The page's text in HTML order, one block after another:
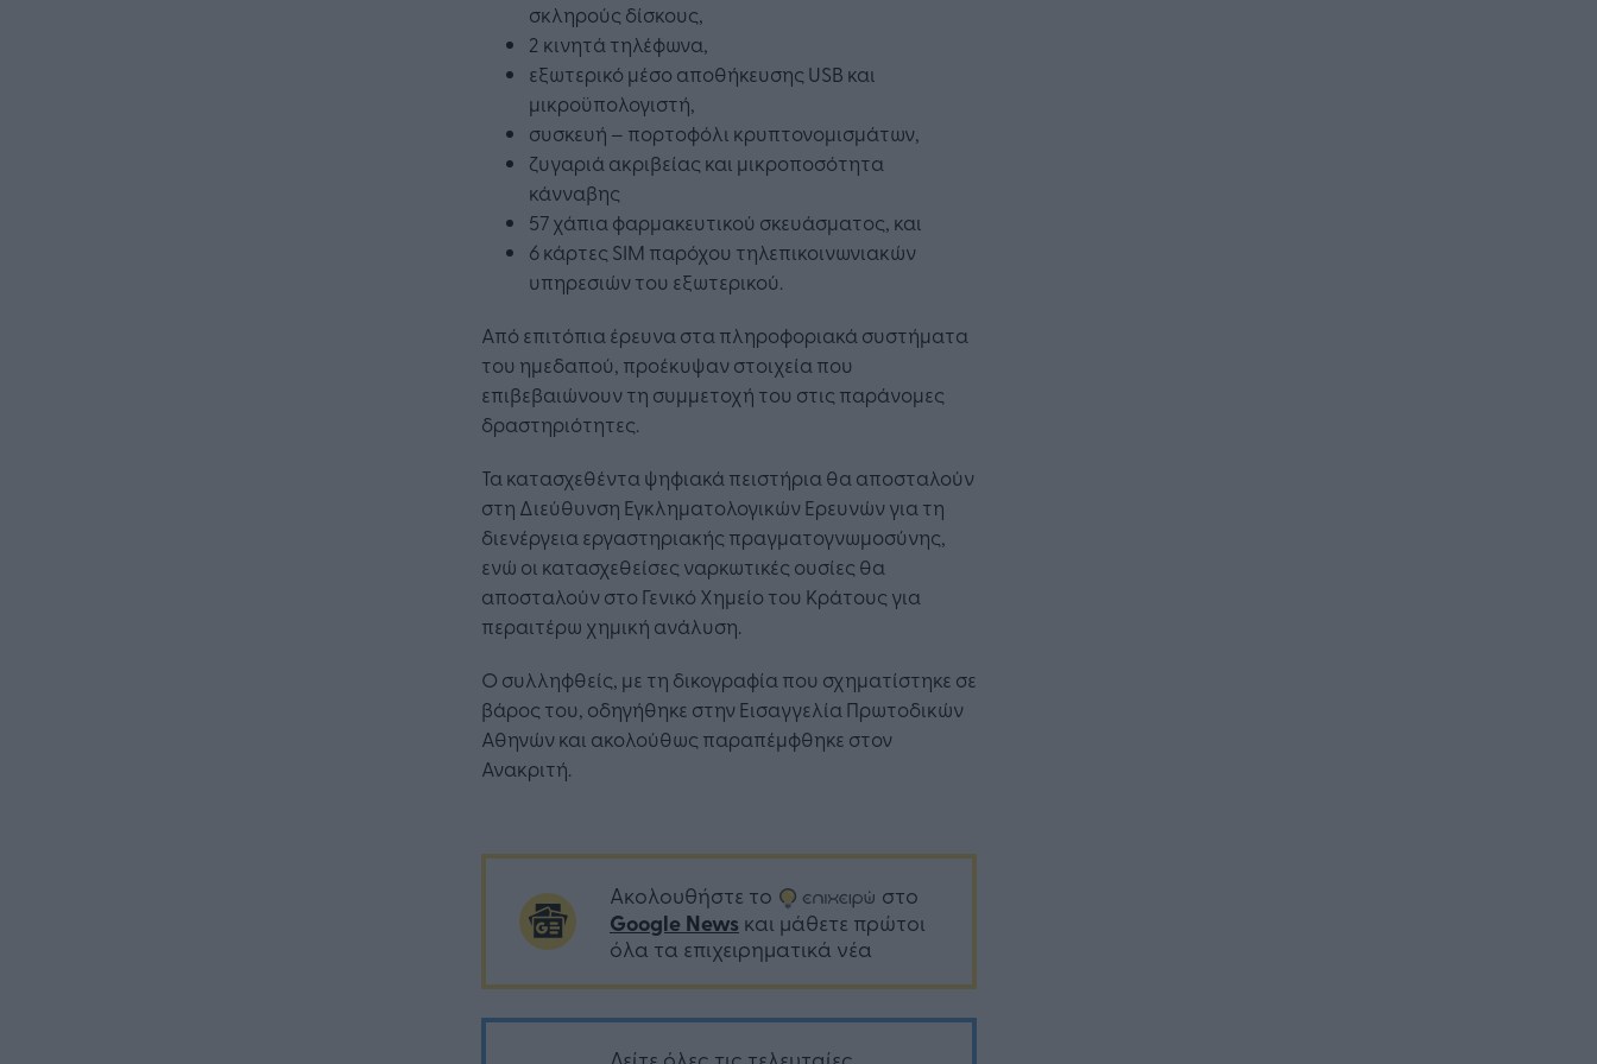
σκληρούς δίσκους,
2 κινητά τηλέφωνα,
εξωτερικό μέσο αποθήκευσης USB και
μικροϋπολογιστή,
συσκευή – πορτοφόλι κρυπτονομισμάτων,
ζυγαριά ακριβείας και μικροποσότητα
κάνναβης
57 χάπια φαρμακευτικού σκευάσματος, και
6 κάρτες SIM παρόχου τηλεπικοινωνιακών
υπηρεσιών του εξωτερικού.
Από επιτόπια έρευνα στα πληροφοριακά συστήματα
του ημεδαπού, προέκυψαν στοιχεία που
επιβεβαιώνουν τη συμμετοχή του στις παράνομες
δραστηριότητες.
Τα κατασχεθέντα ψηφιακά πειστήρια θα αποσταλούν
στη Διεύθυνση Εγκληματολογικών Ερευνών για τη
διενέργεια εργαστηριακής πραγματογνωμοσύνης,
ενώ οι κατασχεθείσες ναρκωτικές ουσίες θα
αποσταλούν στο Γενικό Χημείο του Κράτους για
περαιτέρω χημική ανάλυση.
Ο συλληφθείς, με τη δικογραφία που σχηματίστηκε σε
βάρος του, οδηγήθηκε στην Εισαγγελία Πρωτοδικών
Αθηνών και ακολούθως παραπέμφθηκε στον
Ανακριτή.
Ακολουθήστε το στο
Google News και μάθετε πρώτοι
όλα τα επιχειρηματικά νέα